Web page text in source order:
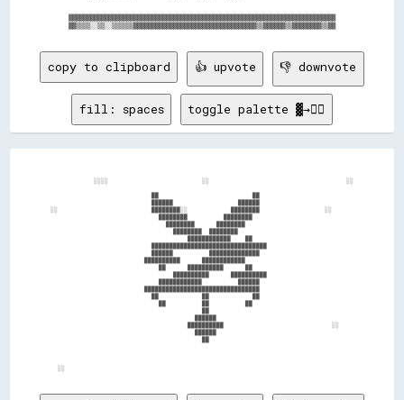
▓▓▓▓▓▓▓▓▓▓▓▓▓▓▓▓▓▓▓▓▓▓▓▓▓▓▓▓▓▓▓▓▓▓▓▓▓▓▓▓▓▓▓▓▓▓▓▓▓▓▓▓▓▓▓▓▓▓▓▓▓▓▓▓▓▓▓▓▓▓▓▓▓▓
copy to clipboard 👍 upvote 👎 downvote
fill: spaces toggle palette ▓→✊🏽
              ░░░░                          ░░                                      ░░
                              ██                          ██
                              ██████                  ██████
  ░░                          ████████░░            ████████                  ░░
                                ████████          ████████
                                  ████████      ████████
                                    ████████  ████████
                                        ████████████    ██
                              ████████████████████████████████
                              ██████          ██████████████
                            ██████████      ████████████
                                ██      ██████████      ██
                                    ██████████      ██████████
                                ████████████          ██████
                            ████████████████████████████████
                              ██            ██            ██
                                ██          ██          ██
                                            ██
                                          ██████
                                        ██████████                              ░░
                                          ██████
                                            ██